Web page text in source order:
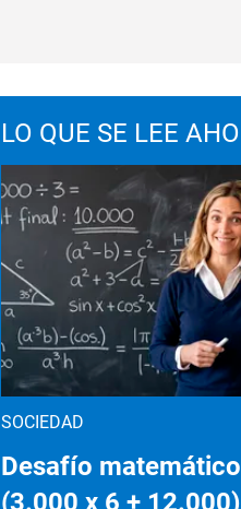
LO QUE SE LEE
SOCIEDAD
Desafío
(3.000 x 6 +